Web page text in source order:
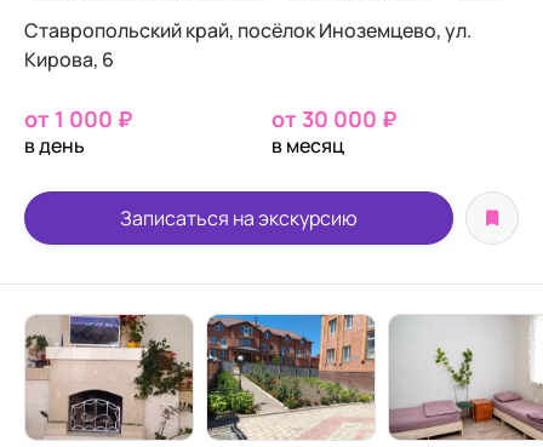
Ставропольский край, посёлок Иноземцево, ул.
Кирова, 6
от 1 000 ₽
в день
от 30 000 ₽
в месяц
Записаться на экскурсию